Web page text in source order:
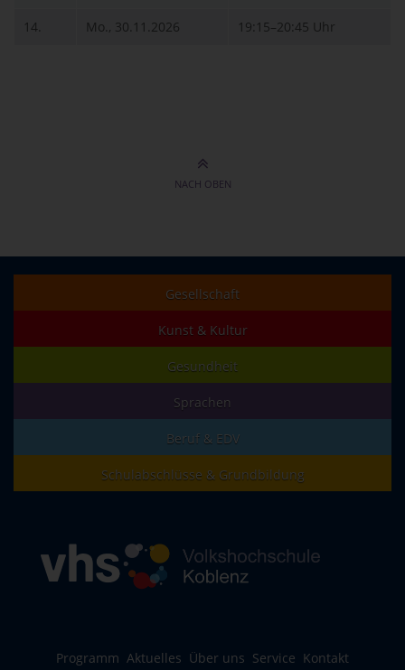
14. Mo., 30.11.2026 19:15–20:45 Uhr
NACH OBEN
Gesellschaft
Kunst & Kultur
Gesundheit
Sprachen
Beruf & EDV
Schulabschlüsse & Grundbildung
Programm Aktuelles Über uns Service Kontakt